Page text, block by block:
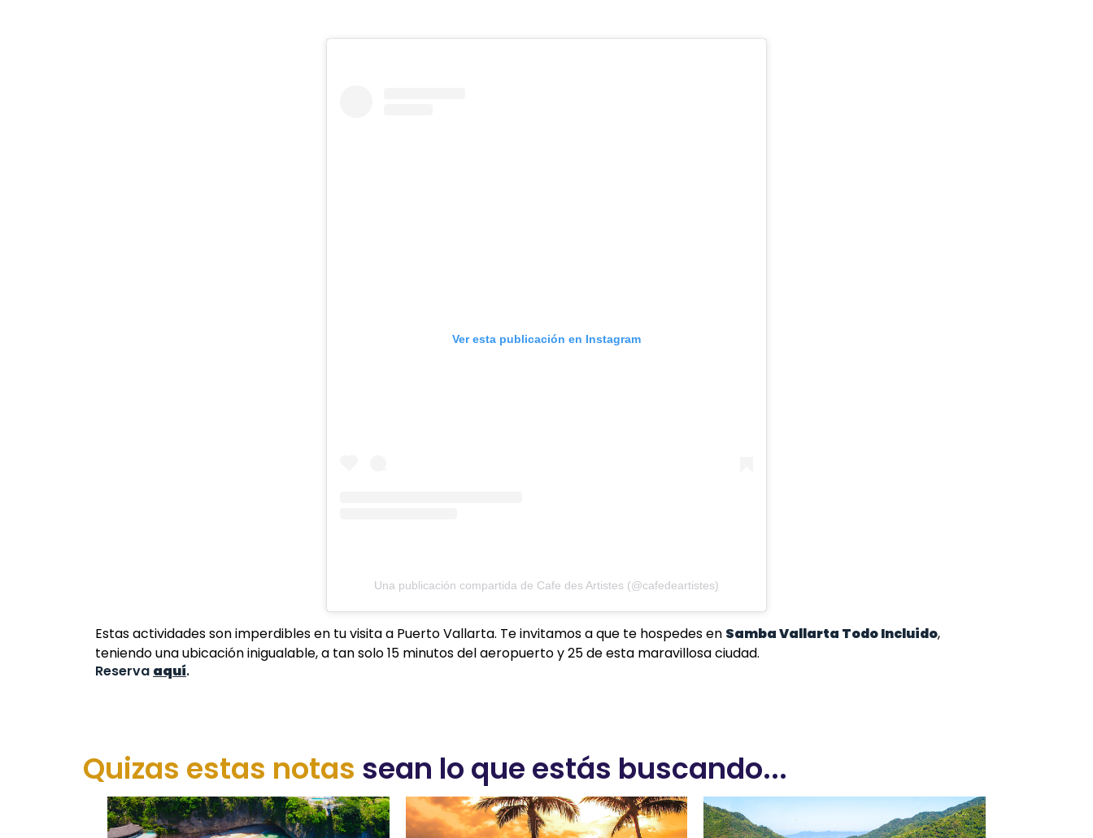
Ver esta publicación en Instagram
Una publicación compartida de Cafe des Artistes (@cafedeartistes)
Estas actividades son imperdibles en tu visita a Puerto Vallarta. Te invitamos a que te hospedes en Samba Vallarta Todo Incluido,
teniendo una ubicación inigualable, a tan solo 15 minutos del aeropuerto y 25 de esta maravillosa ciudad.
Reserva aquí.
Quizas estas notas sean lo que estás buscando...